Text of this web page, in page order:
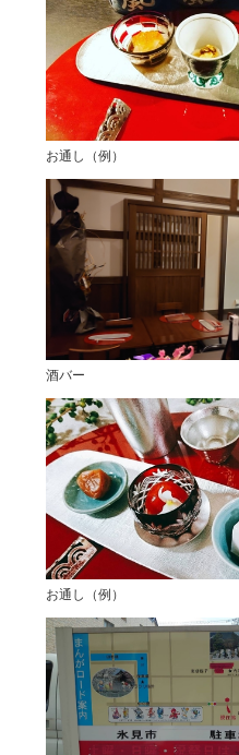
お通し（例）
酒バー
お通し（例）